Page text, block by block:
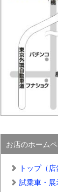
お店のホーム
トップ（店
試乗車・展